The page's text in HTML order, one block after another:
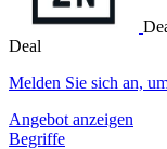
Deal
Melden Sie sich an,
Angebot anzeigen
Begriffe